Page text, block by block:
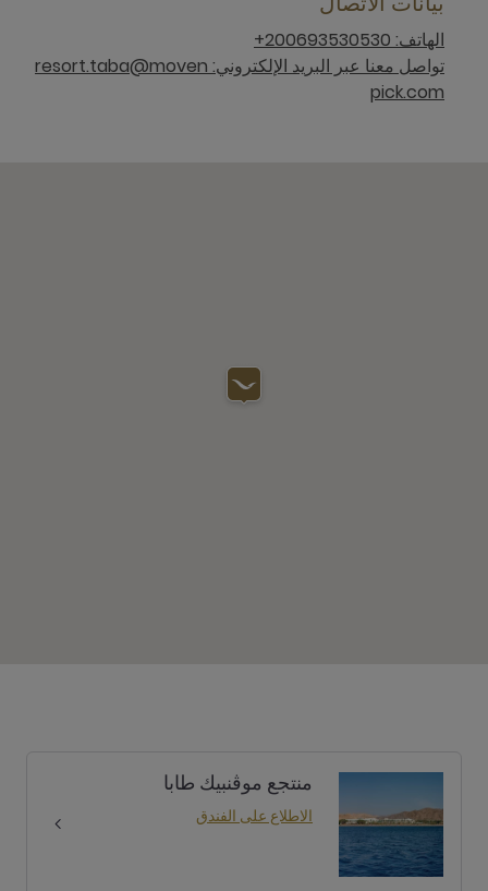
الهاتف: 200693530530+
تواصل معنا عبر البريد الإلكتروني: resort.taba@moven
pick.com
منتجع موڤنبيك طابا
الاطلاع على الفندق